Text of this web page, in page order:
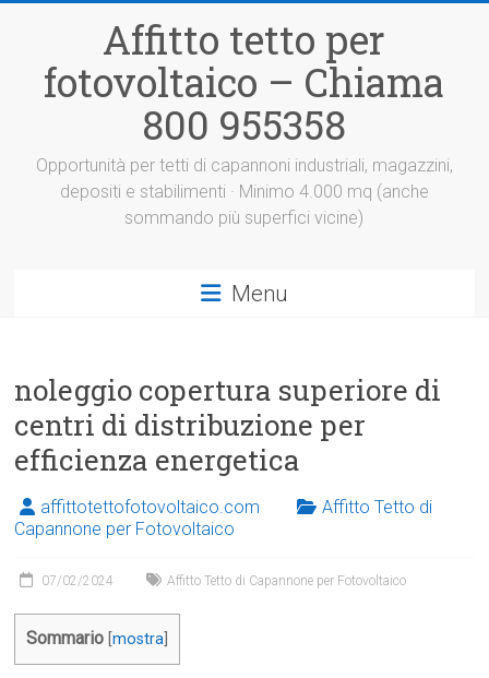
Affitto tetto per
fotovoltaico – Chiama
800 955358
Opportunità per tetti di capannoni industriali, magazzini,
depositi e stabilimenti · Minimo 4.000 mq (anche
sommando più superfici vicine)
Menu
noleggio copertura superiore di
centri di distribuzione per
efficienza energetica
affittotettofotovoltaico.com
Affitto Tetto di
Capannone per Fotovoltaico
07/02/2024 Affitto Tetto di Capannone per Fotovoltaico
Sommario [mostra